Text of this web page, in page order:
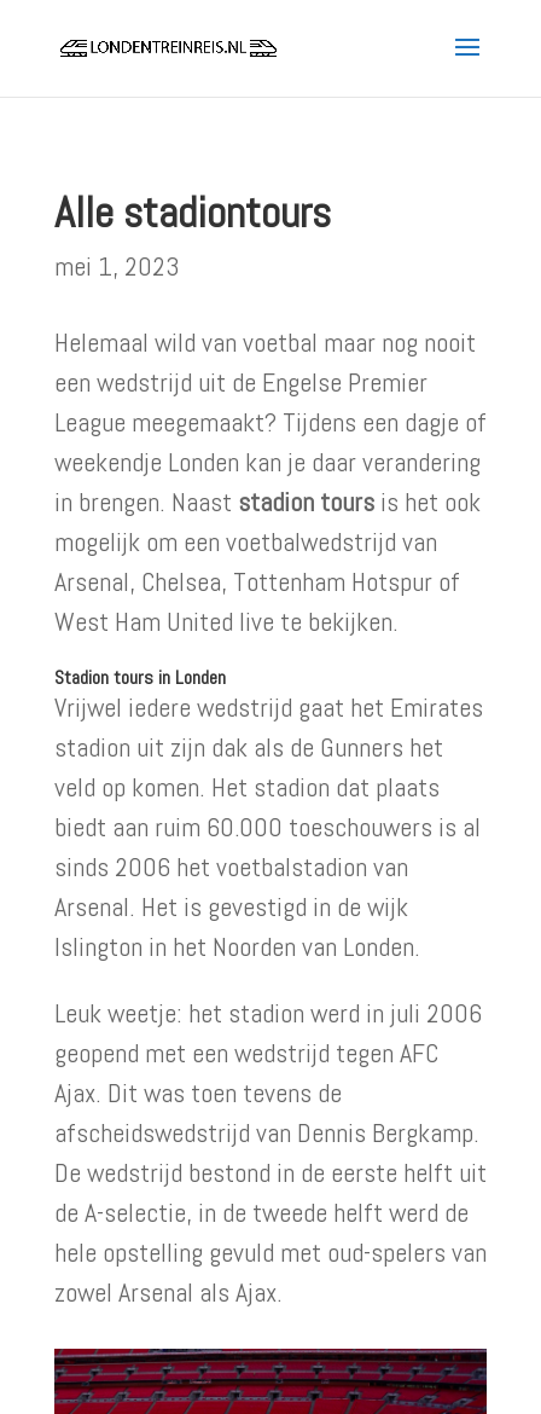
Alle stadiontours
mei 1, 2023
Helemaal wild van voetbal maar nog nooit
een wedstrijd uit de Engelse Premier
League meegemaakt? Tijdens een dagje of
weekendje Londen kan je daar verandering
in brengen. Naast stadion toursis het ook
mogelijk om een voetbalwedstrijd van
Arsenal, Chelsea, Tottenham Hotspur of
West Ham United live te bekijken.
Stadion tours in Londen
Vrijwel iedere wedstrijd gaat het Emirates
stadion uit zijn dak als de Gunners het
veld op komen. Het stadion dat plaats
biedt aan ruim 60.000 toeschouwers is al
sinds 2006 het voetbalstadion van
Arsenal. Het is gevestigd in de wijk
Islington in het Noorden van Londen.
Leuk weetje: het stadion werd in juli 2006
geopend met een wedstrijd tegen AFC
Ajax. Dit was toen tevens de
afscheidswedstrijd van Dennis Bergkamp.
De wedstrijd bestond in de eerste helft uit
de A-selectie, in de tweede helft werd de
hele opstelling gevuld met oud-spelers van
zowel Arsenal als Ajax.